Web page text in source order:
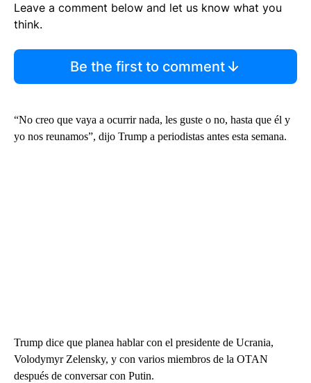
Leave a comment below and let us know what you
think.
Be the first to comment
“No creo que vaya a ocurrir nada, les guste o no, hasta que él y
yo nos reunamos”, dijo Trump a periodistas antes esta semana.
Trump dice que planea hablar con el presidente de Ucrania,
Volodymyr Zelensky, y con varios miembros de la OTAN
después de conversar con Putin.